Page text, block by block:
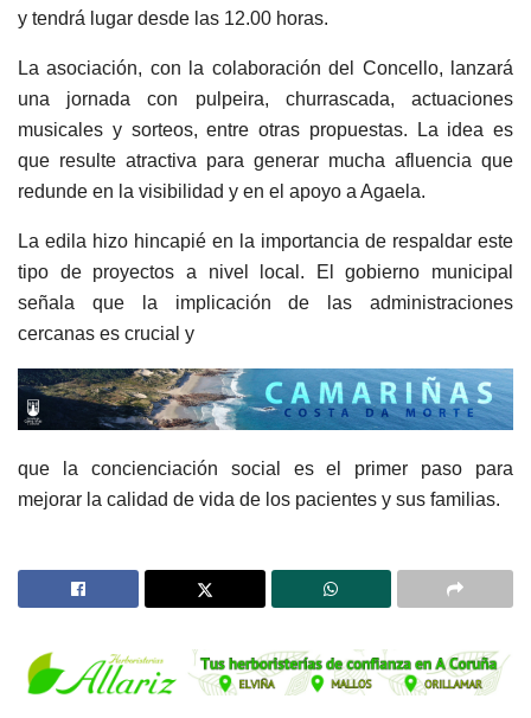
y tendrá lugar desde las 12.00 horas.
La asociación, con la colaboración del Concello, lanzará
una jornada con pulpeira, churrascada, actuaciones
musicales y sorteos, entre otras propuestas. La idea es
que resulte atractiva para generar mucha afluencia que
redunde en la visibilidad y en el apoyo a Agaela.
La edila hizo hincapié en la importancia de respaldar este
tipo de proyectos a nivel local. El gobierno municipal
señala que la implicación de las administraciones
cercanas es crucial y
que la concienciación social es el primer paso para
mejorar la calidad de vida de los pacientes y sus familias.